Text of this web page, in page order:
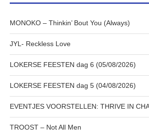
MONOKO – Thinkin’ Bout You (Always)
JYL- Reckless Love
LOKERSE FEESTEN dag 6 (05/08/2026)
LOKERSE FEESTEN dag 5 (04/08/2026)
EVENTJES VOORSTELLEN: THRIVE IN
TROOST – Not All Men